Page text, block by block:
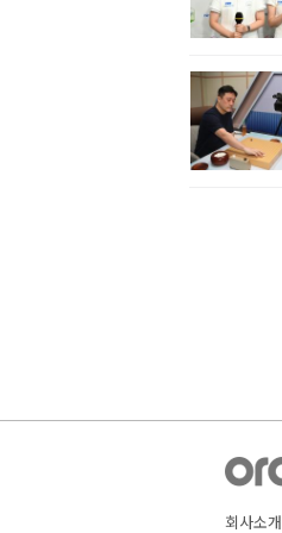
회사소개